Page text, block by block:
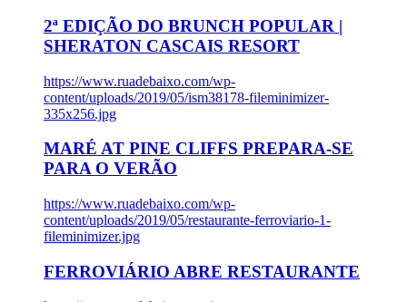
2ª EDIÇÃO DO BRUNCH POPULAR |
SHERATON CASCAIS RESORT
https://www.ruadebaixo.com/wp-
content/uploads/2019/05/ism38178-fileminimizer-
335x256.jpg
MARÉ AT PINE CLIFFS PREPARA-SE
PARA O VERÃO
https://www.ruadebaixo.com/wp-
content/uploads/2019/05/restaurante-ferroviario-1-
fileminimizer.jpg
FERROVIÁRIO ABRE RESTAURANTE